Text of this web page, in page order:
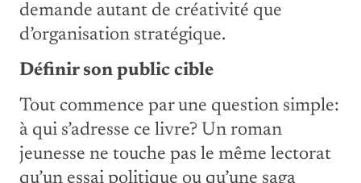
demande autant de créativité que
d’organisation stratégique.
Définir son public cible
Tout commence par une question simple:
à qui s’adresse ce livre? Un roman
jeunesse ne touche pas le même lectorat
qu’un essai politique ou qu’une saga